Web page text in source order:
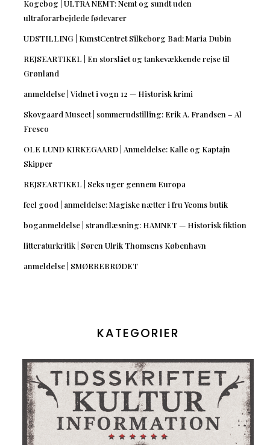
Kogebog | ULTRA NEMT: Nemt og sundt uden
ultraforarbejdede fødevarer
UDSTILLING | KunstCentret Silkeborg Bad: Maria Dubin
REJSEARTIKEL | En storslået og tankevækkende rejse til
Grønland
anmeldelse | Vidnet i vogn 12 — Historisk krimi
Skovgaard Museet | sommerudstilling: Erik A. Frandsen – Al
Fresco
OLE LUND KIRKEGAARD | Anmeldelse: Kalle og Kaptajn
Skipper
REJSEARTIKEL | Seks uger gennem Europa
feel good | anmeldelse: Magiske nætter i fru Yeoms butik
boganmeldelse | strandlæsning: HAMNET — Historisk fiktion
litteraturkritik | Søren Ulrik Thomsens København
anmeldelse | SMØRREBRØDET
KATEGORIER